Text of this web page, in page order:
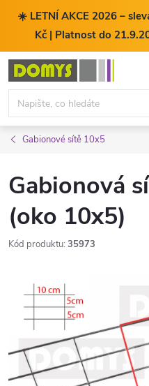
☀️ LETNÍ AKCE 2026 –
Kč | Platnost do
Přejít
obsah
Gabionové sítě 10x5
Gabionová
(oko 10x5)
Kód produktu: 35973